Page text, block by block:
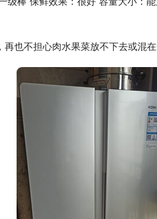
也不担心肉水果菜放不下去或混